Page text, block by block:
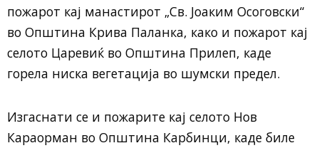
пожарот кај манастирот „Св. Јоаким Осоговски“
во Општина Крива Паланка, како и пожарот кај
селото Царевиќ во Општина Прилеп, каде
горела ниска вегетација во шумски предел.
Изгаснати се и пожарите кај селото Нов
Караорман во Општина Карбинци, каде биле